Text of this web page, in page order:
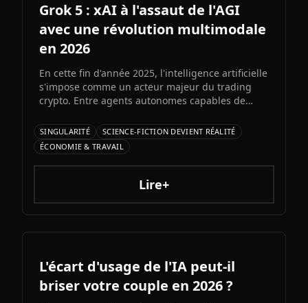
Grok 5 : xAI à l'assaut de l'AGI
avec une révolution multimodale
en 2026
En cette fin d'année 2025, l'intelligence artificielle
s'impose comme un acteur majeur du trading
crypto. Entre agents autonomes capables de
d'Elon Musk s'annonce comme l'un des paris les
plus audacieux de l'histoire de l'IA. Entre
architecture colossale, capacités multimodales
natives et ambitions AGI assumées, Grok 5
pourrait redessiner le paysage de l'intelligence
SINGULARITÉ
SCIENCE-FICTION DEVIENT RÉALITÉ
ÉCONOMIE & TRAVAIL
Lire+
L'écart d'usage de l'IA peut-il
briser votre couple en 2026 ?